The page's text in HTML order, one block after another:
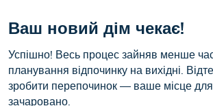
Ваш новий дім чекає!
Успішно! Весь процес зайняв менше
планування відпочинку на вихідні.
зробити перепочинок — ваше місце
зачаровано.